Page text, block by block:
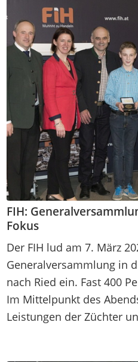
FIH:
Fokus
Der FIH lud am 7. März
Generalversammlung in
nach Ried ein. Fast 400
Im Mittelpunkt des
Leistungen der Züchter